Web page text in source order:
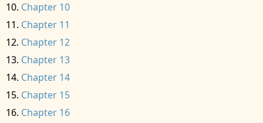
Chapter 10
Chapter 11
Chapter 12
Chapter 13
Chapter 14
Chapter 15
Chapter 16